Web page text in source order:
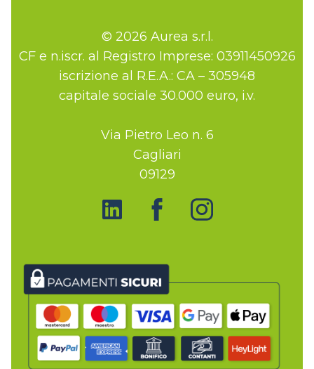
© 2026 Aurea s.r.l.
CF e n.iscr. al Registro Imprese: 03911450926
iscrizione al R.E.A.: CA – 305948
capitale sociale 30.000 euro, i.v.
Via Pietro Leo n. 6
Cagliari
09129